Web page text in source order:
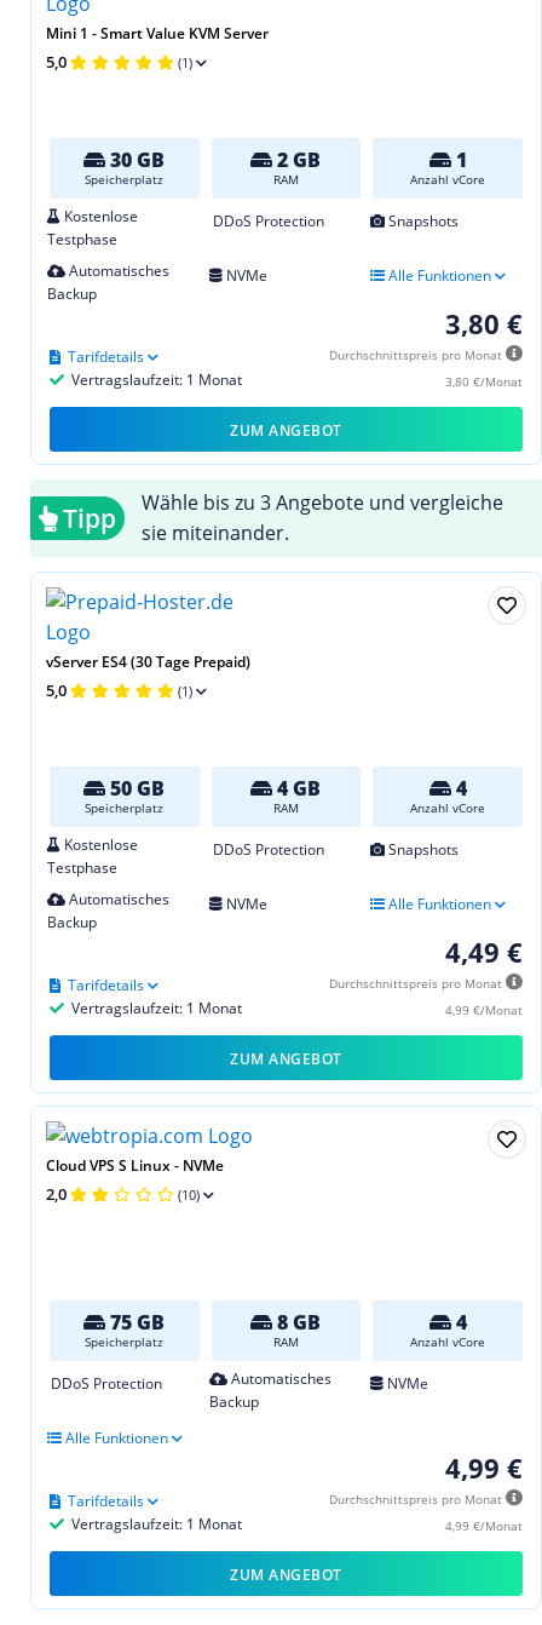
Mini 1 - Smart Value KVM Server
5,0 (1)
30 GB
Speicherplatz
2 GB
RAM
1
Anzahl vCore
Kostenlose
Testphase
DDoS Protection Snapshots
Automatisches
Backup
NVMe Alle Funktionen
3,80 €
Durchschnittspreis pro Monat
3,80 €/Monat
Vertragslaufzeit: 1 Monat
Tarifdetails
ZUM ANGEBOT
Tipp
Wähle bis zu 3 Angebote und vergleiche
sie miteinander.
vServer ES4 (30 Tage Prepaid)
5,0 (1)
50 GB
Speicherplatz
4 GB
RAM
4
Anzahl vCore
Kostenlose
Testphase
DDoS Protection Snapshots
Automatisches
Backup
NVMe Alle Funktionen
4,49 €
Durchschnittspreis pro Monat
4,99 €/Monat
Vertragslaufzeit: 1 Monat
Tarifdetails
ZUM ANGEBOT
Cloud VPS S Linux - NVMe
2,0 (10)
75 GB
Speicherplatz
8 GB
RAM
4
Anzahl vCore
DDoS Protection
Automatisches
Backup
NVMe
Alle Funktionen
4,99 €
Durchschnittspreis pro Monat
4,99 €/Monat
Vertragslaufzeit: 1 Monat
Tarifdetails
ZUM ANGEBOT